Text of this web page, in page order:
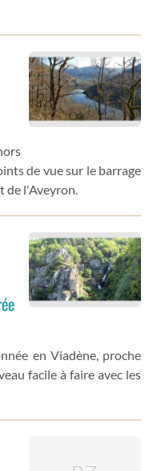
de vue sur le barrage
de l'Aveyron.
en Viadène, proche
facile à faire avec les